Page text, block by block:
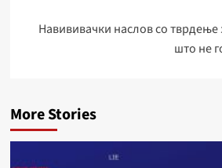
Навививачки наслов со
што не
More Stories